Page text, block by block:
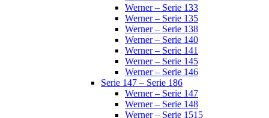
Werner – Serie 133
Werner – Serie 135
Werner – Serie 138
Werner – Serie 140
Werner – Serie 141
Werner – Serie 145
Werner – Serie 146
Serie 147 – Serie 186
Werner – Serie 147
Werner – Serie 148
Werner – Serie 1515